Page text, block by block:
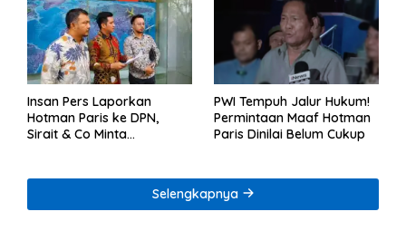
Insan Pers Laporkan
Hotman Paris ke DPN,
Sirait & Co Minta
PWI Tempuh Jalur Hukum!
Permintaan Maaf Hotman
Paris Dinilai Belum Cukup
Selengkapnya